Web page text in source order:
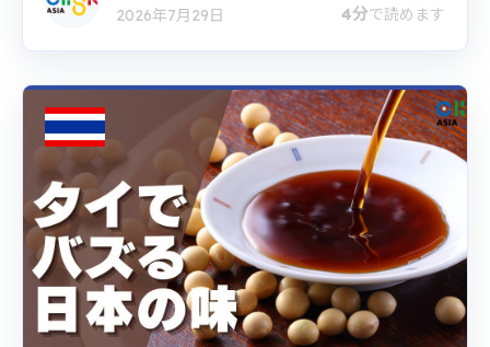
2026年7月29日
4分で読めます